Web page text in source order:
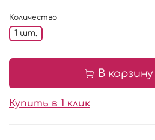
Количество
1 шт.
В корзину
Купить в 1 клик